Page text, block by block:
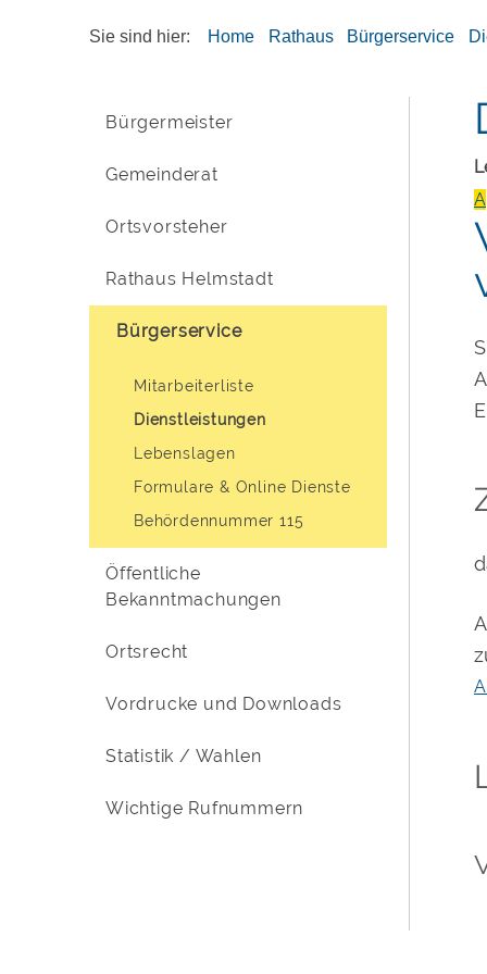
Sie sind hier: Home Rathaus Bürgerservice
Bürgermeister
Gemeinderat
Ortsvorsteher
Rathaus Helmstadt
Bürgerservice
Mitarbeiterliste
Dienstleistungen
Lebenslagen
Formulare & Online Dienste
Behördennummer 115
Öffentliche
Bekanntmachungen
Ortsrecht
Vordrucke und Downloads
Statistik / Wahlen
Wichtige Rufnummern
A